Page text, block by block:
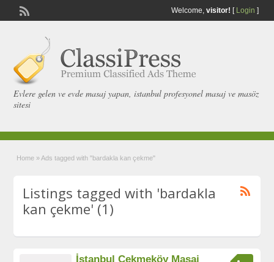
Welcome, visitor! [ Login ]
Evlere gelen ve evde masaj yapan, istanbul profesyonel masaj ve masöz
sitesi
Home » Ads tagged with "bardakla kan çekme"
Listings tagged with 'bardakla
kan çekme' (1)
İstanbul Çekmeköy Masaj